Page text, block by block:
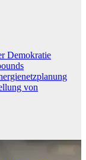
Demokratie
von